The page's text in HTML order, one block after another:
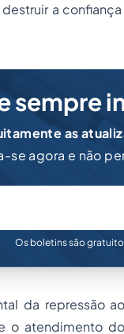
a
sempre
as
se agora e não
Os boletins são
da repressão
o atendimento